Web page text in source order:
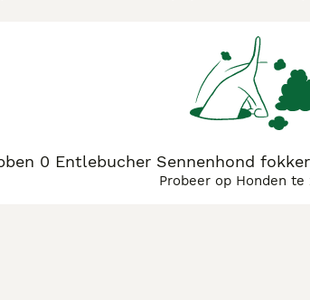
0 Entlebucher Sennenhond
Probeer op Honden te